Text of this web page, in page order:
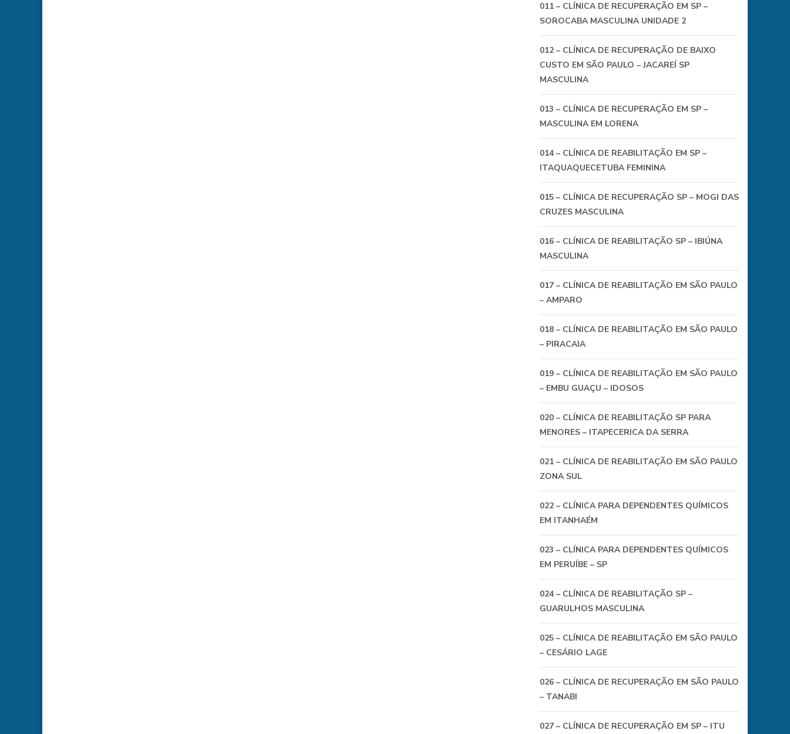
011 – CLÍNICA DE RECUPERAÇÃO EM SP –
SOROCABA MASCULINA UNIDADE 2
012 – CLÍNICA DE RECUPERAÇÃO DE BAIXO
CUSTO EM SÃO PAULO – JACAREÍ SP
MASCULINA
013 – CLÍNICA DE RECUPERAÇÃO EM SP –
MASCULINA EM LORENA
014 – CLÍNICA DE REABILITAÇÃO EM SP –
ITAQUAQUECETUBA FEMININA
015 – CLÍNICA DE RECUPERAÇÃO SP – MOGI DAS
CRUZES MASCULINA
016 – CLÍNICA DE REABILITAÇÃO SP – IBIÚNA
MASCULINA
017 – CLÍNICA DE REABILITAÇÃO EM SÃO PAULO
– AMPARO
018 – CLÍNICA DE REABILITAÇÃO EM SÃO PAULO
– PIRACAIA
019 – CLÍNICA DE REABILITAÇÃO EM SÃO PAULO
– EMBU GUAÇU – IDOSOS
020 – CLÍNICA DE REABILITAÇÃO SP PARA
MENORES – ITAPECERICA DA SERRA
021 – CLÍNICA DE REABILITAÇÃO EM SÃO PAULO
ZONA SUL
022 – CLÍNICA PARA DEPENDENTES QUÍMICOS
EM ITANHAÉM
023 – CLÍNICA PARA DEPENDENTES QUÍMICOS
EM PERUÍBE – SP
024 – CLÍNICA DE REABILITAÇÃO SP –
GUARULHOS MASCULINA
025 – CLÍNICA DE REABILITAÇÃO EM SÃO PAULO
– CESÁRIO LAGE
026 – CLÍNICA DE RECUPERAÇÃO EM SÃO PAULO
– TANABI
027 – CLÍNICA DE RECUPERAÇÃO EM SP – ITU